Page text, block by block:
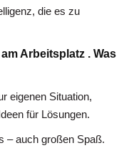
die es zu
Arbeitsplatz . Was
eigenen Situation,
für Lösungen.
– auch großen Spaß.